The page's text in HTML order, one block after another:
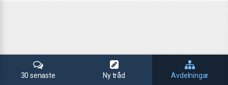
30 senaste Ny tråd Avdelningar